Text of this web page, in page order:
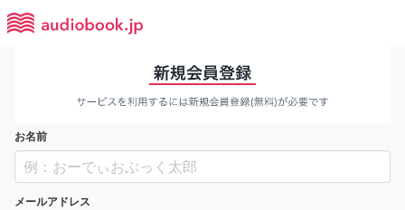
お名前
メールアドレス